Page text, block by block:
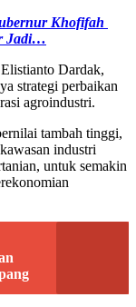
Khofifah
Jadi…
Dardak,
strategi perbaikan
agroindustri.
tambah tinggi,
industri
untuk semakin